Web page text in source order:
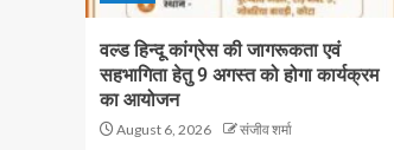
वल्ड हिन्दू कांग्रेस की जागरूकता एवं
सहभागिता हेतु 9 अगस्त को होगा कार्यक्रम
का आयोजन
August 6, 2026 संजीव शर्मा